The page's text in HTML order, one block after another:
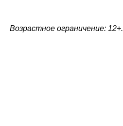
Возрастное ограничение: 12+.